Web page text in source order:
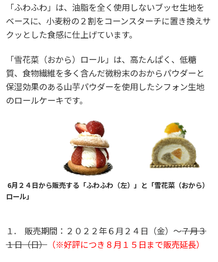
カリキュラム・ポリシー（2016～2019年度保健医
療・総合リハ・医療福祉・医療経営・看護）
カリキュラム・ポリシー（2016～2019年度心理・
薬・医療栄養）
カリキュラム・ポリシー（2015年度以前入学生）
カリキュラム・ポリシー（大学院対象）
ディプロマ・ポリシー（2016～2019年度入学生）
ディプロマ・ポリシー（2015年度以前入学生）
大学院ディプロマ・ポリシー（2024年度入学生）
大学院ディプロマ・ポリシー（2021～2023年度入
学生）
大学院ディプロマ・ポリシー（2020年度以前入学
学長メッセージ
大学章と大学旗
UI（ユニバーシティ・アイデンティティ）
大学歌
学園・姉妹校のご案内
臨床教授制度について
教職課程について
自己点検・評価
大学機関別認証評価
薬学部薬学科の自己点検・評価について
理学療法士・作業療法士教員資格及び教育内容等の
大学院実践臨床心理学専攻 自己点検・評価報告書
文部科学省への設置認可・届出書類・履行状況報
告書
ガバナンス・コード
受講生授業アンケート結果
宿泊施設
呉キャンパス
基盤教育センターでの教育活動・概要
講座のご案内
入学予定者へのお知らせ
合格者の方へのメッセージ
情報端末の必携化について
専門職連携教育センター
広国IPEとは
広国IPEの授業について
広国IPE用語集
情報メディアラーニングセンター
情報端末の必携化について
ICTサポート
図書館概要
利用案内
電子ブック・電子ジャーナルなど
情報センター
呉キャンパス
ラーニング・コモンズ
研究倫理
研究情報の公開について（オプトアウト）
子ども向け体験講座 過去の開講コース
科目等履修生制度
健幸ステーション
広国市民大学
広国市民大学とは
広国市民大学（市民カレッジ）学生募集
広国市民大学（地域交流カレッジ）学生募集
しあわせ健康センター
大学見学・体験をご希望の方（一般の団体様）
地域連携に関するご意見募集
学生短期海外研修
国際交流イベント
アジア介護・福祉教育研修センター
JP（日本語） EN（英語） CH（中国語）
「ふわふわ」は、油脂を全く使用しないブッセ生地を
ベースに、小麦粉の２割をコーンスターチに置き換えサ
クッとした食感に仕上げています。
「雪花菜（おから）ロール」は、高たんぱく、低糖
質、食物繊維を多く含んだ微粉末のおからパウダーと
保湿効果のある山芋パウダーを使用したシフォン生地
のロールケーキです。
6月２４日から販売する「ふわふわ（左）」と「雪花菜（おから）
ロール」
１. 販売期間：２０２２年６月２４日（金）～７月３
１日（日）（※好評につき８月１５日まで販売延長）
2015
2013
2012
2009